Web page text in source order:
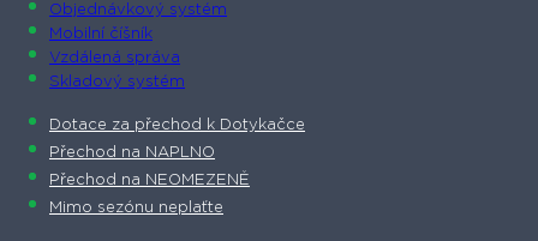
Objednávkový systém
Mobilní číšník
Vzdálená správa
Skladový systém
Dotace za přechod k Dotykačce
Přechod na NAPLNO
Přechod na NEOMEZENĚ
Mimo sezónu neplaťte